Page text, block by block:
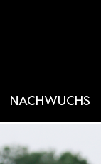
NACHWUCHS